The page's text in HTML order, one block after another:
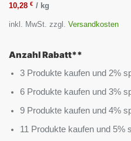
10,28 € / kg
inkl. MwSt. zzgl. Versandkosten
Anzahl Rabatt**
3 Produkte kaufen und 2%
6 Produkte kaufen und 3%
9 Produkte kaufen und 4%
11 Produkte kaufen und 5%